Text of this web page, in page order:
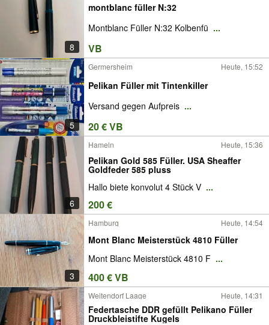
8
montblanc füller N:32
Montblanc Füller N:32 Kolbenfü ...
VB
5
Germersheim Heute, 15:52
Pelikan Füller mit Tintenkiller
Versand gegen Aufpreis ...
20 € VB
6
Hameln Heute, 15:36
Pelikan Gold 585 Füller. USA Sheaffer
Goldfeder 585 pluss
Hallo biete konvolut 4 Stück V ...
200 €
3
Hamburg Heute, 14:54
Mont Blanc Meisterstück 4810 Füller
Mont Blanc Meisterstück 4810 F ...
400 € VB
Weitendorf Laage Heute, 14:31
Federtasche DDR gefüllt Pelikano Füller
Druckbleistifte Kugels